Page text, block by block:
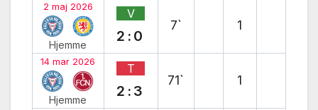
2 maj 2026
Hjemme
V
2:0
7` 1
14 mar 2026
Hjemme
T
2:3
71` 1